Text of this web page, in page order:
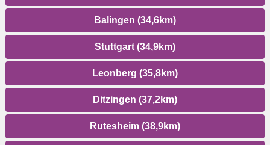
Balingen (34,6km)
Stuttgart (34,9km)
Leonberg (35,8km)
Ditzingen (37,2km)
Rutesheim (38,9km)